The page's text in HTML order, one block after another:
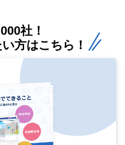
社！
方はこちら！